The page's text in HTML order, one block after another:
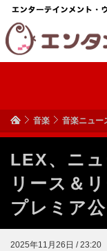
音楽 音楽ニュー
LEX、ニ
リース＆
プレミア公
2025年11月26日 / 23:20